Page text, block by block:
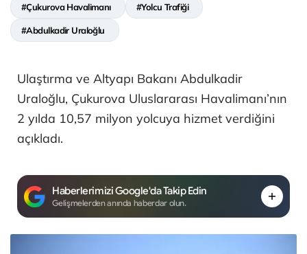
#Çukurova Havalimanı #Yolcu Trafiği
#Abdulkadir Uraloğlu
Ulaştırma ve Altyapı Bakanı Abdulkadir
Uraloğlu, Çukurova Uluslararası Havalimanı’nın
2 yılda 10,57 milyon yolcuya hizmet verdiğini
açıkladı.
Haberlerimizi Google'da Takip Edin
Gelişmelerden anında haberdar olun.